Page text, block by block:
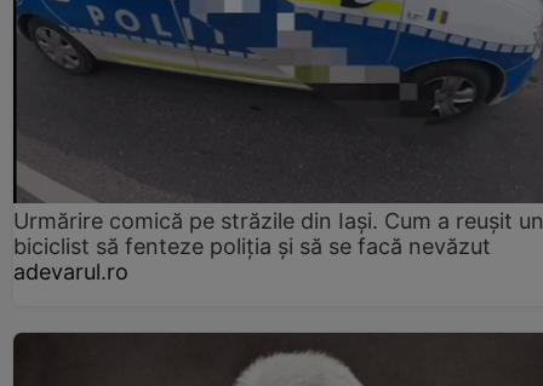
Urmărire comică pe străzile din Iași. Cum a reușit un
biciclist să fenteze poliția și să se facă nevăzut
adevarul.ro